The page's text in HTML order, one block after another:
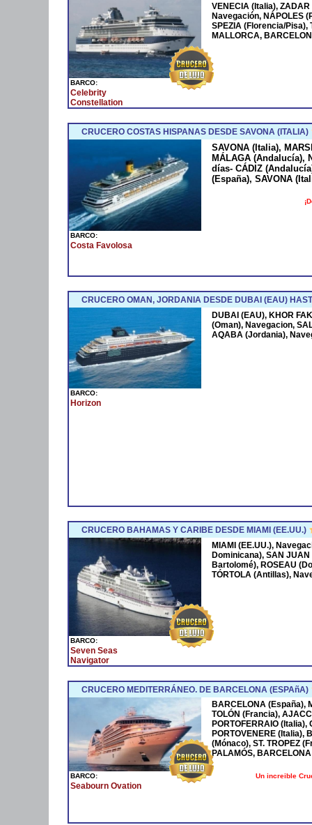
BARCO:
Celebrity
Constellation
VENECIA (Italia),
Navegación, NÁPOLES
SPEZIA (Florencia/Pisa),
MALLORCA,
CRUCERO COSTAS HISPANAS DESDE SAVONA (ITALIA)
BARCO:
Costa Favolosa
SAVONA (Italia),
MÁLAGA (Andalucía),
días- CÁDIZ
(España), SAVONA
CRUCERO OMAN, JORDANIA DESDE DUBAI (EAU)
BARCO:
Horizon
DUBAI (EAU), KHOR
(Oman), Navegacion,
AQABA (Jordania),
CRUCERO BAHAMAS Y CARIBE DESDE MIAMI (EE.UU.)
BARCO:
Seven Seas
Navigator
MIAMI (EE.UU.),
Dominicana), SAN JUAN
Bartolomé), ROSEAU
TÓRTOLA (Antillas),
CRUCERO MEDITERRÁNEO. DE BARCELONA (ESPAñA)
BARCO:
Seabourn Ovation
BARCELONA (España),
TOLÓN (Francia),
PORTOFERRAIO (Italia),
PORTOVENERE (Italia),
(Mónaco), ST. TROPEZ
PALAMÓS,
Un increible